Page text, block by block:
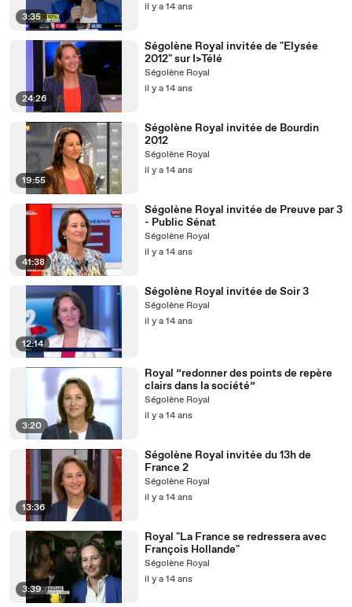
3:35
il y a 14 ans
24:26
Ségolène Royal invitée de "Elysée
2012" sur I>Télé
Ségolène Royal
il y a 14 ans
19:55
Ségolène Royal invitée de Bourdin
2012
Ségolène Royal
il y a 14 ans
41:38
Ségolène Royal invitée de Preuve par 3
- Public Sénat
Ségolène Royal
il y a 14 ans
12:14
Ségolène Royal invitée de Soir 3
Ségolène Royal
il y a 14 ans
3:20
Royal ”redonner des points de repère
clairs dans la société”
Ségolène Royal
il y a 14 ans
13:36
Ségolène Royal invitée du 13h de
France 2
Ségolène Royal
il y a 14 ans
3:39
Royal "La France se redressera avec
François Hollande"
Ségolène Royal
il y a 14 ans